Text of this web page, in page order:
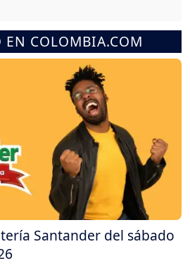
COLOMBIA.COM
Santander del sábado